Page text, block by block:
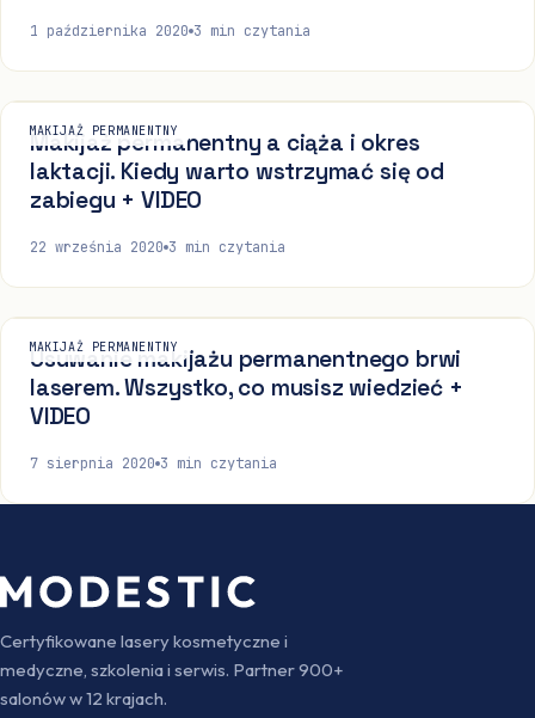
1 października 2020 3 min czytania
MAKIJAŻ PERMANENTNY
Makijaż permanentny a ciąża i okres
laktacji. Kiedy warto wstrzymać się od
zabiegu + VIDEO
22 września 2020 3 min czytania
MAKIJAŻ PERMANENTNY
Usuwanie makijażu permanentnego brwi
laserem. Wszystko, co musisz wiedzieć +
VIDEO
7 sierpnia 2020 3 min czytania
Certyfikowane lasery kosmetyczne i
medyczne, szkolenia i serwis. Partner 900+
salonów w 12 krajach.